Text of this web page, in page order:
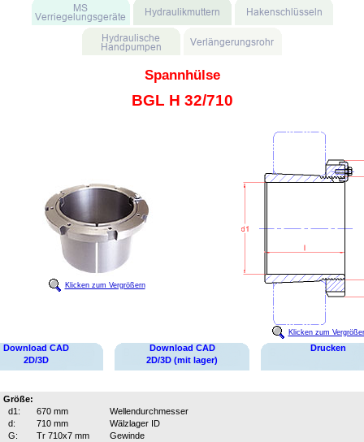
Spannhülse
BGL H 32/710
Klicken zum Vergrößern
Klicken zum
Download CAD
2D/3D
Download CAD
2D/3D (mit lager)
Drucken
Größe:
d1:
670 mm
Wellendurchmesser
d:
710 mm
Wälzlager ID
G:
Tr 710x7 mm
Gewinde